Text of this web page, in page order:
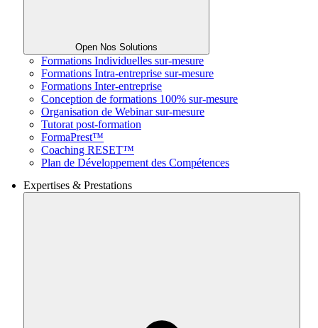
Open Nos Solutions
Formations Individuelles sur-mesure
Formations Intra-entreprise sur-mesure
Formations Inter-entreprise
Conception de formations 100% sur-mesure
Organisation de Webinar sur-mesure
Tutorat post-formation
FormaPrest™
Coaching RESET™
Plan de Développement des Compétences
Expertises & Prestations